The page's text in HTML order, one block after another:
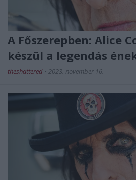
A Főszerepben: Alice
készül a legendás
theshattered • 2023. november 16.